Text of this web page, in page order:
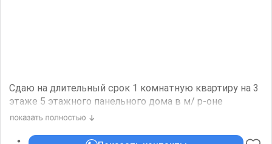
Сдаю на длительный срок 1 комнатную квартиру на 3
этаже 5 этажного панельного дома в м/ р-оне
Солнечный. Мебель и бытовая техника имеется
Дополнительная информация: